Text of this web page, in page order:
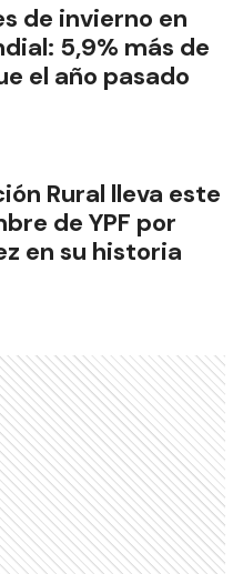
de invierno en
5,9% más de
el año pasado
Rural lleva este
de YPF por
en su historia